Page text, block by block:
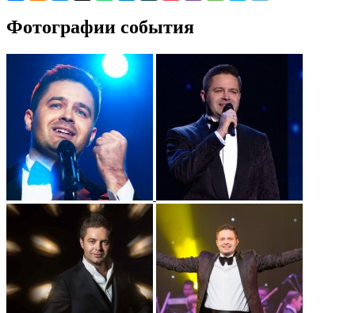
Фотографии события